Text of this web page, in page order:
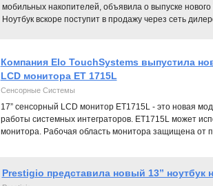
мобильных накопителей, объявила о выпуске
Ноутбук вскоре поступит в продажу через сеть
Компания Elo TouchSystems выпустила
LCD монитора ET 1715L
Сенсорные Системы
17” сенсорный LCD монитор ET1715L - это новая
работы системных интеграторов. ET1715L может
монитора. Рабочая область монитора защищена от
Prestigio представила новый 13” ноутбук